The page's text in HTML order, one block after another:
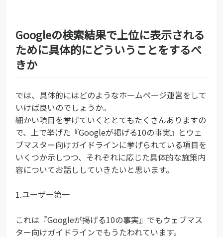
Googleの検索結果で上位に表示される
ために具体的にどういうことをするべ
きか
では、具体的にはどのようなホームページ運営をして
いけば良いのでしょうか。
細かい項目を挙げていくととてもたくさんありますの
で、上で挙げた『Googleが掲げる10の事実』とウェ
ブマスター向けガイドラインに挙げられている項目を
いくつか示しつつ、それぞれに応じた具体的な施策内
容についてお話ししていきたいと思います。
1.ユーザー第一
これは『Googleが掲げる10の事実』でもウェブマス
ター向けガイドラインでもうたわれています。